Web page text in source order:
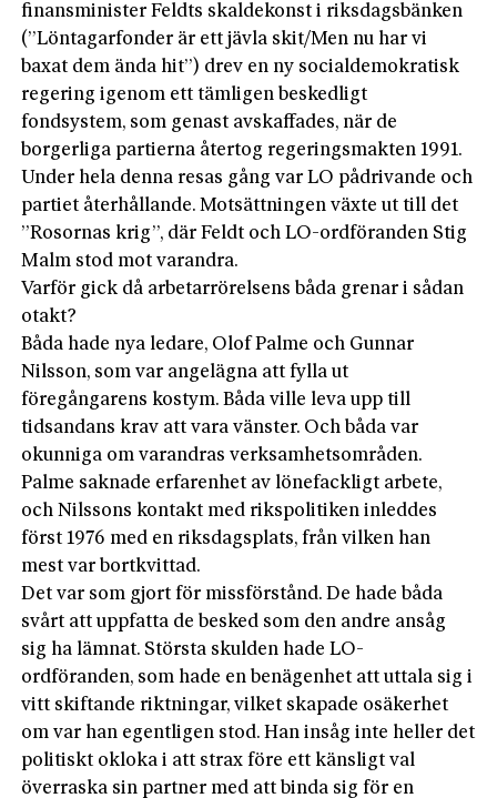
finansminister Feldts skaldekonst i riksdagsbänken
(”Löntagarfonder är ett jävla skit/Men nu har vi
baxat dem ända hit”) drev en ny socialdemokratisk
regering igenom ett tämligen beskedligt
fondsystem, som genast avskaffades, när de
borgerliga partierna återtog regeringsmakten 1991.
Under hela denna resas gång var LO pådrivande och
partiet återhållande. Motsättningen växte ut till det
”Rosornas krig”, där Feldt och LO-ordföranden Stig
Malm stod mot varandra.
Varför gick då arbetarrörelsens båda grenar i sådan
otakt?
Båda hade nya ledare, Olof Palme och Gunnar
Nilsson, som var angelägna att fylla ut
föregångarens kostym. Båda ville leva upp till
tidsandans krav att vara vänster. Och båda var
okunniga om varandras verksamhetsområden.
Palme saknade erfarenhet av lönefackligt arbete,
och Nilssons kontakt med rikspolitiken inleddes
först 1976 med en riksdagsplats, från vilken han
mest var bortkvittad.
Det var som gjort för missförstånd. De hade båda
svårt att uppfatta de besked som den andre ansåg
sig ha lämnat. Största skulden hade LO-
ordföranden, som hade en benägenhet att uttala sig i
vitt skiftande riktningar, vilket skapade osäkerhet
om var han egentligen stod. Han insåg inte heller det
politiskt okloka i att strax före ett känsligt val
överraska sin partner med att binda sig för en